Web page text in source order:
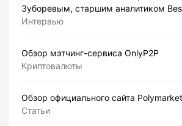
Зуборевым, старшим аналитиком
Интервью
Обзор мэтчинг-сервиса OnlyP2P
Криптовалюты
Обзор официального сайта Polymarket
Статьи